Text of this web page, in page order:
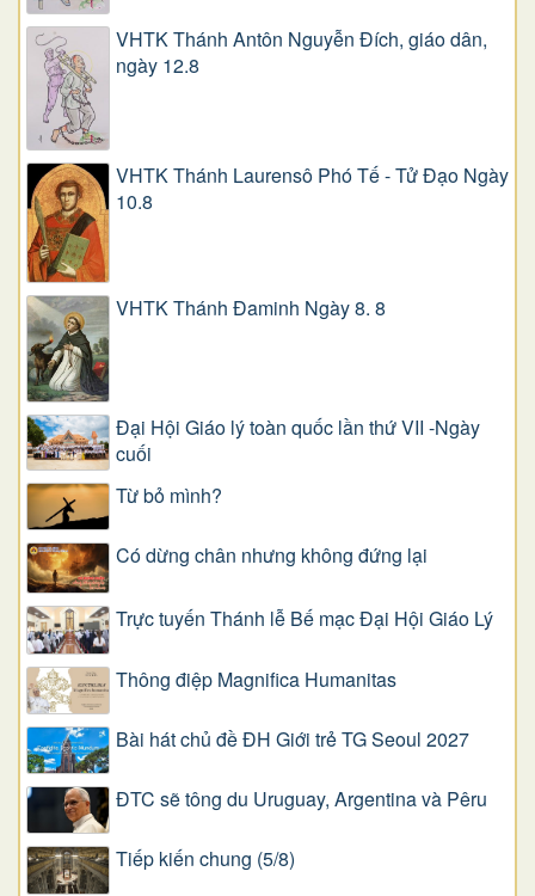
VHTK Thánh Antôn Nguyễn Ðích, giáo dân,
ngày 12.8
VHTK Thánh Laurensô Phó Tế - Tử Đạo Ngày
10.8
VHTK Thánh Đaminh Ngày 8. 8
Đại Hội Giáo lý toàn quốc lần thứ VII -Ngày
cuối
Từ bỏ mình?
Có dừng chân nhưng không đứng lại
Trực tuyến Thánh lễ Bế mạc Đại Hội Giáo Lý
Thông điệp Magnifica Humanitas
Bài hát chủ đề ĐH Giới trẻ TG Seoul 2027
ĐTC sẽ tông du Uruguay, Argentina và Pêru
Tiếp kiến chung (5/8)